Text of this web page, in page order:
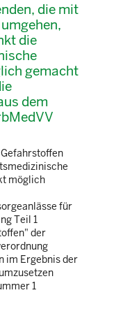
die mit
die
gemacht
dem
möglich
für
Teil 1
der
im Ergebnis der
1